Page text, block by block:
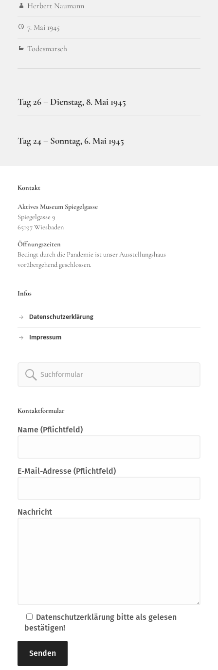
Herbert Naumann
7. Mai 1945
Todesmarsch
Tag 26 – Dienstag, 8. Mai 1945
Tag 24 – Sonntag, 6. Mai 1945
Kontakt
Aktives Museum Spiegelgasse
Spiegelgasse 9
65197 Wiesbaden
Öffnungszeiten
Bedingt durch die Pandemie ist unser Ausstellungshaus
vorübergehend geschlossen.
Infos
Datenschutzerklärung
Impressum
Search
Kontaktformular
Name (Pflichtfeld)
E-Mail-Adresse (Pflichtfeld)
Nachricht
Datenschutzerklärung bitte als gelesen
bestätigen!